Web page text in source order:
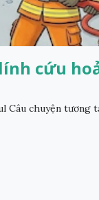
cứu
chuyện tương